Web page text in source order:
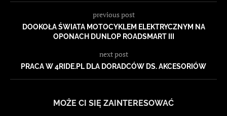
previous post
DOOKOŁA ŚWIATA MOTOCYKLEM ELEKTRYCZNYM NA
OPONACH DUNLOP ROADSMART III
next post
PRACA W 4RIDE.PL DLA DORADCÓW DS. AKCESORIÓW
MOŻE CI SIĘ ZAINTERESOWAĆ